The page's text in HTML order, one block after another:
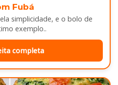
Fubá
simplicidade, e o bolo de
exemplo..
completa